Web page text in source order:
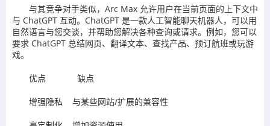
与其竞争对手类似，Arc Max 允许用户在当前页面的上下文中
与 ChatGPT 互动。ChatGPT 是一款人工智能聊天机器人，可以用
自然语言与您交谈，并帮助您解决各种查询或请求。例如，您可以
要求 ChatGPT 总结网页、翻译文本、查找产品、预订航班或玩游
戏。
优点 缺点
增强隐私 与某些网站/扩展的兼容性